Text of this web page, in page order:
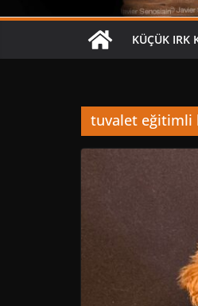
KÜÇÜK IRK
tuvalet eğitimli